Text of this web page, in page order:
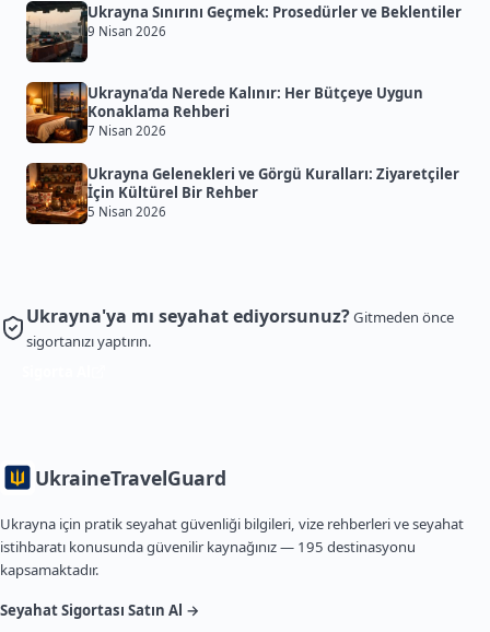
Ukrayna Sınırını Geçmek: Prosedürler ve Beklentiler
9 Nisan 2026
Ukrayna’da Nerede Kalınır: Her Bütçeye Uygun
Konaklama Rehberi
7 Nisan 2026
Ukrayna Gelenekleri ve Görgü Kuralları: Ziyaretçiler
İçin Kültürel Bir Rehber
5 Nisan 2026
Ukrayna'ya mı seyahat ediyorsunuz?Gitmeden önce
sigortanızı yaptırın.
UkraineTravelGuard
Ukrayna için pratik seyahat güvenliği bilgileri, vize rehberleri ve seyahat
istihbaratı konusunda güvenilir kaynağınız — 195 destinasyonu
kapsamaktadır.
Seyahat Sigortası Satın Al →